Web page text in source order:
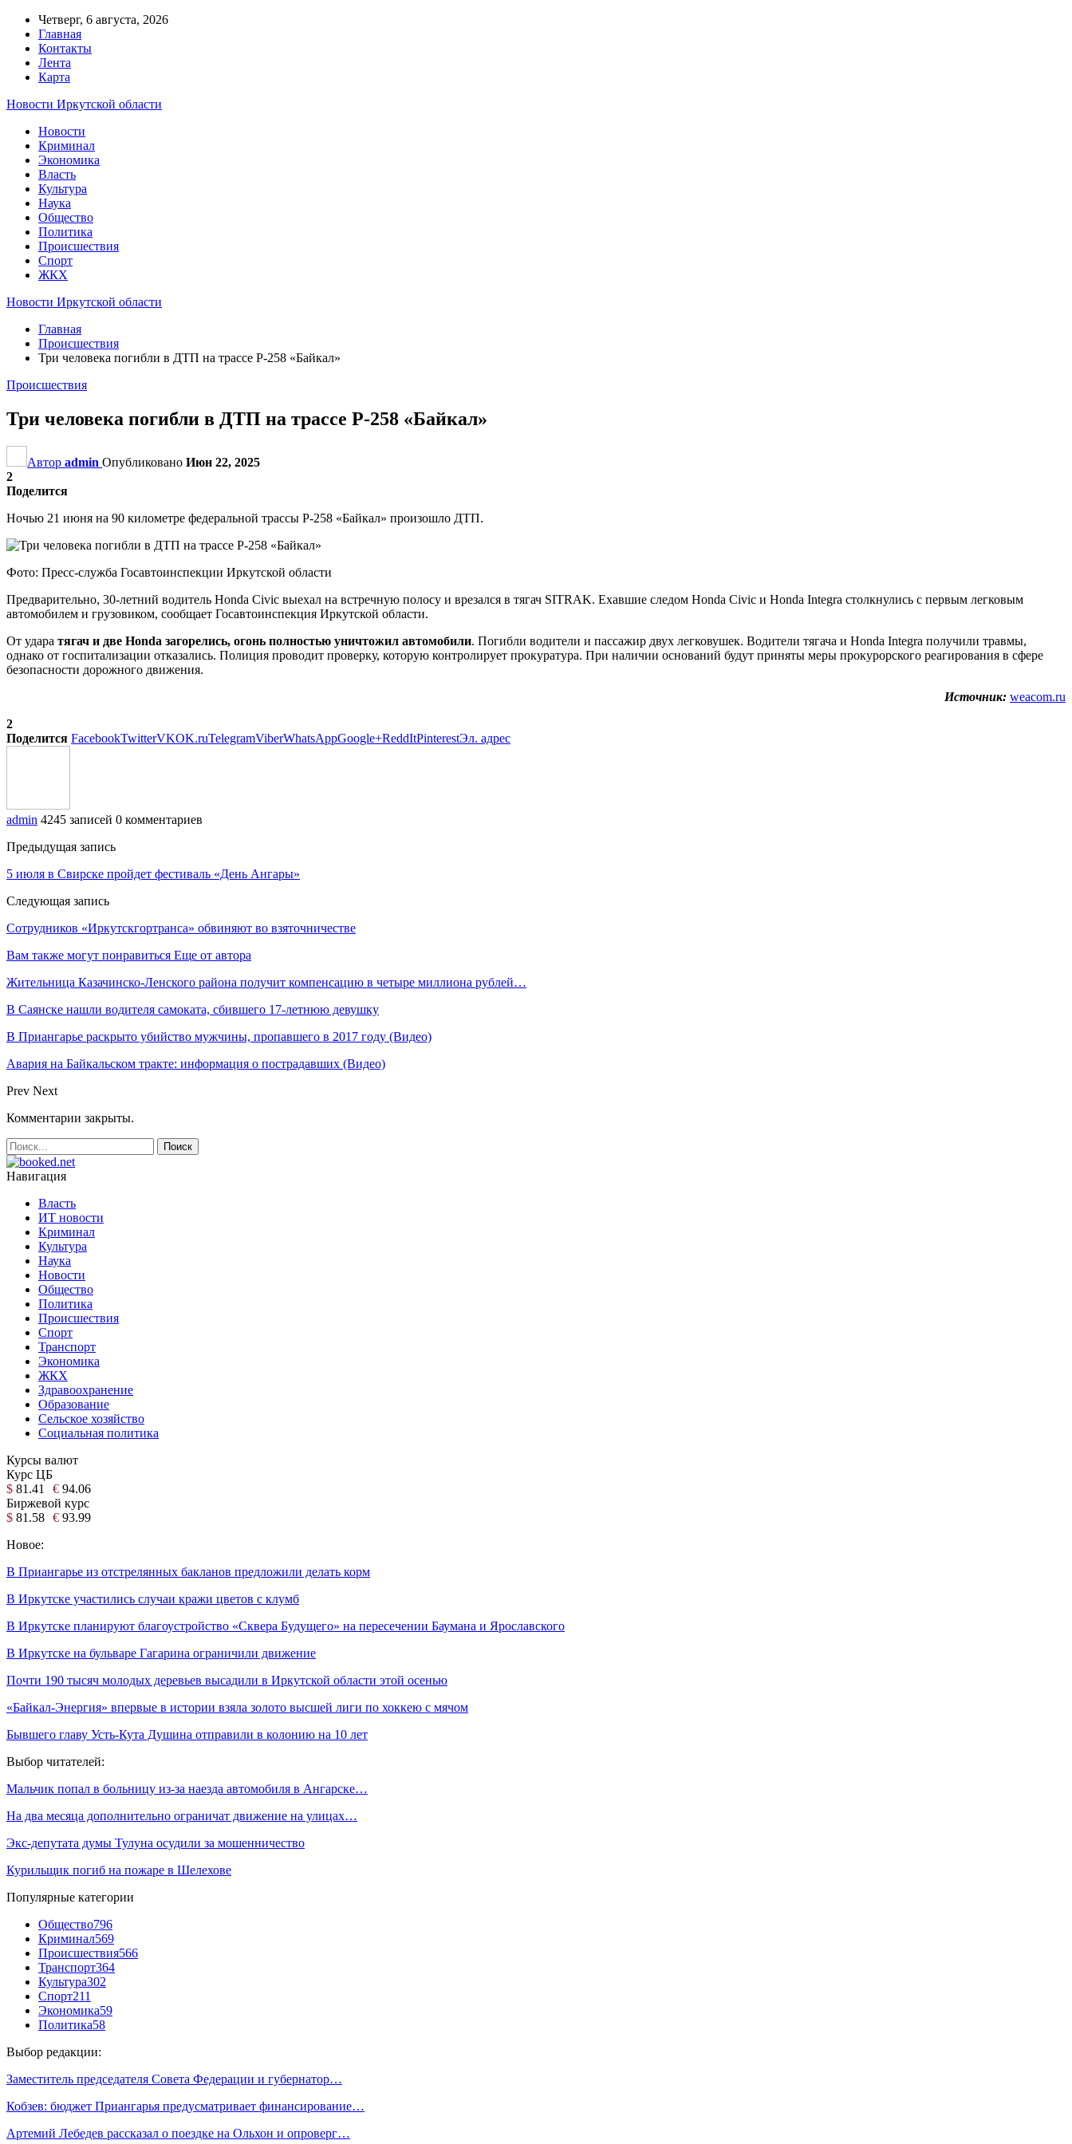
Четверг, 6 августа, 2026
Главная
Контакты
Лента
Карта
Новости Иркутской области
Новости
Криминал
Экономика
Власть
Культура
Наука
Общество
Политика
Происшествия
Спорт
ЖКХ
Новости Иркутской области
Главная
Происшествия
Три человека погибли в ДТП на трассе Р-258 «Байкал»
Происшествия
Три человека погибли в ДТП на трассе Р-258 «Байкал»
Автор admin Опубликовано Июн 22, 2025
2
Поделится
Ночью 21 июня на 90 километре федеральной трассы Р-258 «Байкал» произошло ДТП.
Фото: Пресс-служба Госавтоинспекции Иркутской области
Предварительно, 30-летний водитель Honda Civic выехал на встречную полосу и врезался в тягач SITRAK. Ехавшие следом Honda Civic и Honda Integra столкнулись с первым легковым
автомобилем и грузовиком, сообщает Госавтоинспекция Иркутской области.
От удара тягач и две Honda загорелись, огонь полностью уничтожил автомобили. Погибли водители и пассажир двух легковушек. Водители тягача и Honda Integra получили травмы,
однако от госпитализации отказались. Полиция проводит проверку, которую контролирует прокуратура. При наличии оснований будут приняты меры прокурорского реагирования в сфере
безопасности дорожного движения.
Источник: weacom.ru
2
Поделится FacebookTwitterVKOK.ruTelegramViberWhatsAppGoogle+ReddItPinterestЭл. адрес
admin 4245 записей 0 комментариев
Предыдущая запись
5 июля в Свирске пройдет фестиваль «День Ангары»
Следующая запись
Сотрудников «Иркутскгортранса» обвиняют во взяточничестве
Вам также могут понравиться Еще от автора
Жительница Казачинско-Ленского района получит компенсацию в четыре миллиона рублей…
В Саянске нашли водителя самоката, сбившего 17-летнюю девушку
В Приангарье раскрыто убийство мужчины, пропавшего в 2017 году (Видео)
Авария на Байкальском тракте: информация о пострадавших (Видео)
Prev Next
Комментарии закрыты.
Навигация
Власть
ИТ новости
Криминал
Культура
Наука
Новости
Общество
Политика
Происшествия
Спорт
Транспорт
Экономика
ЖКХ
Здравоохранение
Образование
Сельское хозяйство
Социальная политика
Курсы валют
Курс ЦБ
$ 81.41 € 94.06
Биржевой курс
$ 81.58 € 93.99
Новое:
В Приангарье из отстрелянных бакланов предложили делать корм
В Иркутске участились случаи кражи цветов с клумб
В Иркутске планируют благоустройство «Сквера Будущего» на пересечении Баумана и Ярославского
В Иркутске на бульваре Гагарина ограничили движение
Почти 190 тысяч молодых деревьев высадили в Иркутской области этой осенью
«Байкал-Энергия» впервые в истории взяла золото высшей лиги по хоккею с мячом
Бывшего главу Усть-Кута Душина отправили в колонию на 10 лет
Выбор читателей:
Мальчик попал в больницу из-за наезда автомобиля в Ангарске…
На два месяца дополнительно ограничат движение на улицах…
Экс-депутата думы Тулуна осудили за мошенничество
Курильщик погиб на пожаре в Шелехове
Популярные категории
Общество796
Криминал569
Происшествия566
Транспорт364
Культура302
Спорт211
Экономика59
Политика58
Выбор редакции:
Заместитель председателя Совета Федерации и губернатор…
Кобзев: бюджет Приангарья предусматривает финансирование…
Артемий Лебедев рассказал о поездке на Ольхон и опроверг…